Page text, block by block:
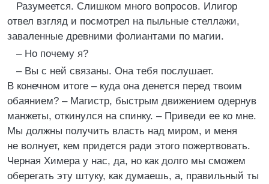
Разумеется. Слишком много вопросов. Илигор
отвел взгляд и посмотрел на пыльные стеллажи,
заваленные древними фолиантами по магии.
– Но почему я?
– Вы с ней связаны. Она тебя послушает.
В конечном итоге – куда она денется перед твоим
обаянием? – Магистр, быстрым движением одернув
манжеты, откинулся на спинку. – Приведи ее ко мне.
Мы должны получить власть над миром, и меня
не волнует, кем придется ради этого пожертвовать.
Черная Химера у нас, да, но как долго мы сможем
оберегать эту штуку, как думаешь, а, правильный ты